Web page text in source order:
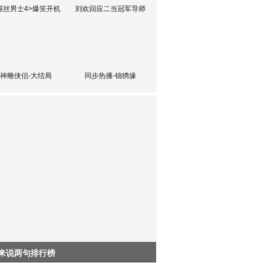
丝男士4>爆笑开机 刘欢回应二当冠军导师
神雕侠侣-大结局 同步热播-锦绣缘
说两句排行榜